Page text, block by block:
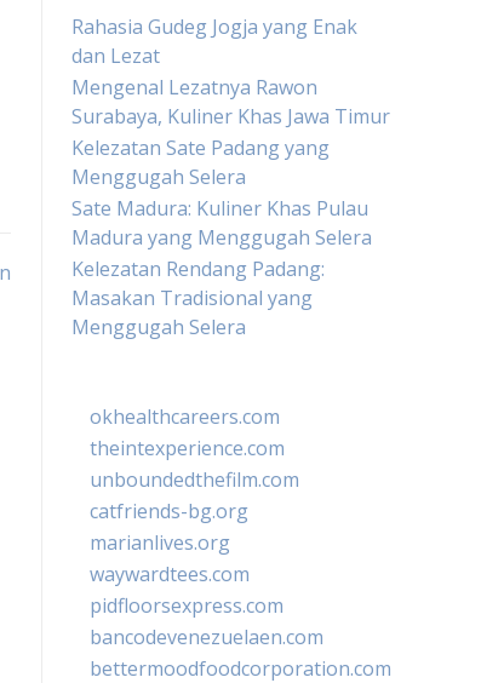
Rahasia Gudeg Jogja yang Enak
dan Lezat
Mengenal Lezatnya Rawon
Surabaya, Kuliner Khas Jawa Timur
Kelezatan Sate Padang yang
Menggugah Selera
Sate Madura: Kuliner Khas Pulau
Madura yang Menggugah Selera
Kelezatan Rendang Padang:
Masakan Tradisional yang
Menggugah Selera
okhealthcareers.com
theintexperience.com
unboundedthefilm.com
catfriends-bg.org
marianlives.org
waywardtees.com
pidfloorsexpress.com
bancodevenezuelaen.com
bettermoodfoodcorporation.com